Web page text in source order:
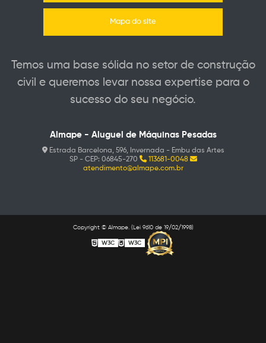
Mapa do site
Temos uma base sólida no setor de construção
civil e queremos levar nossa expertise para o
sucesso do seu negócio.
Almape - Aluguel de Máquinas Pesadas
Estrada Barcelona, 596, Invernada - Embu das Artes
SP - CEP: 06845-270
113681-0048
atendimento@almape.com.br
Copyright © Almape. (Lei 9610 de 19/02/1998)
W3C W3C